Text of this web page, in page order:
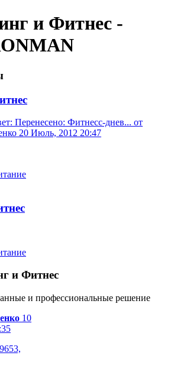
и Фитнес -
Перенесено: Фитнесс-днев... от
20 Июль, 2012 20:47
и Фитнес
и профессиональные решение
10